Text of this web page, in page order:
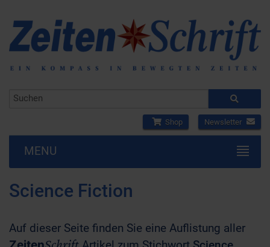
Shop Newsletter
MENU
Science Fiction
Auf dieser Seite finden Sie eine Auflistung aller